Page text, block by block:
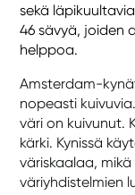
sekä
46 sävyä, joiden
helppoa.
Amsterdam-
nopeasti
väri on kuivunut.
kärki. Kynissä
väriskaalaa,
väriyhdistelmien